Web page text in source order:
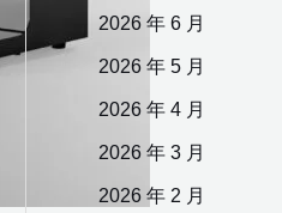
2026 年 6 月
2026 年 5 月
2026 年 4 月
2026 年 3 月
2026 年 2 月